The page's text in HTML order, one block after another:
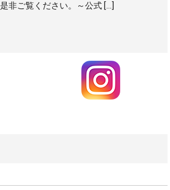
非ご覧ください。～公式 […]